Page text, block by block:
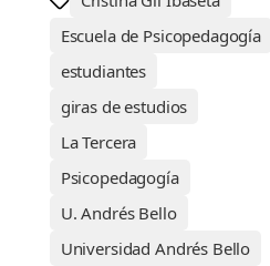
Escuela de Psicopedagogía
estudiantes
giras de estudios
La Tercera
Psicopedagogía
U. Andrés Bello
Universidad Andrés Bello